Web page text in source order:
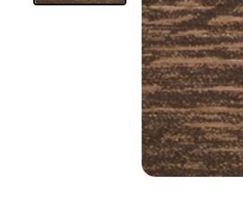
Мебельные образцы, каталоги